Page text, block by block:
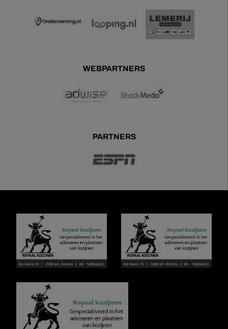
WEBPARTNERS
PARTNERS